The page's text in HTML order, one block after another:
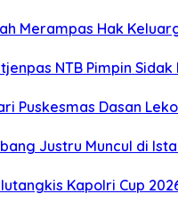
Merampas Hak
NTB Pimpin
Puskesmas Dasan
Justru Muncul di
Kapolri Cup